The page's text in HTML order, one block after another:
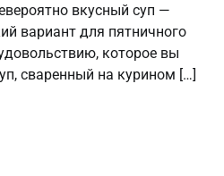
вкусный суп —
вариант для пятничного
которое вы
сваренный на курином […]